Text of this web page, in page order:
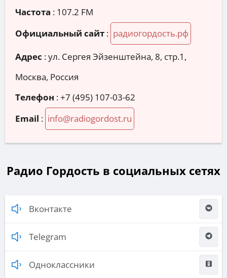
Частота : 107.2 FM
Официальный сайт : радиогордость.рф
Адрес :ул. Сергея Эйзенштейна, 8, стр.1,
Москва, Россия
Телефон :+7 (495) 107-03-62
Email : info@radiogordost.ru
Радио Гордость в социальных сетях
Вконтакте
Telegram
Одноклассники